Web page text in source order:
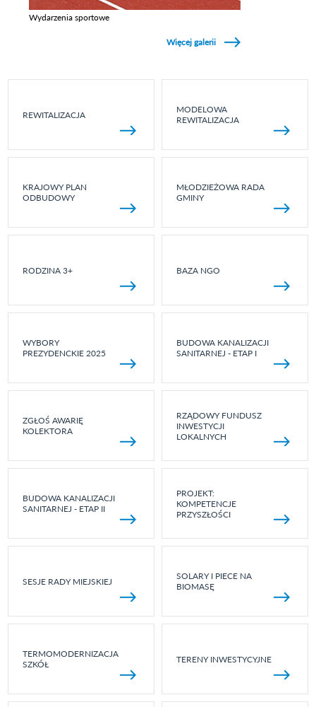
Wydarzenia sportowe
Więcej galerii
REWITALIZACJA
MODELOWA
REWITALIZACJA
KRAJOWY PLAN
ODBUDOWY
MŁODZIEŻOWA RADA
GMINY
RODZINA 3+ BAZA NGO
WYBORY
PREZYDENCKIE 2025
BUDOWA KANALIZACJI
SANITARNEJ - ETAP I
ZGŁOŚ AWARIĘ
KOLEKTORA
RZĄDOWY FUNDUSZ
INWESTYCJI
LOKALNYCH
BUDOWA KANALIZACJI
SANITARNEJ - ETAP II
PROJEKT:
KOMPETENCJE
PRZYSZŁOŚCI
SESJE RADY MIEJSKIEJ
SOLARY I PIECE NA
BIOMASĘ
TERMOMODERNIZACJA
SZKÓŁ
TERENY INWESTYCYJNE